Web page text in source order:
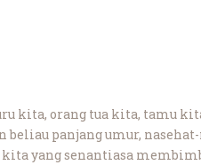
kita, orang tua kita, tamu
panjang umur,
yang senantiasa